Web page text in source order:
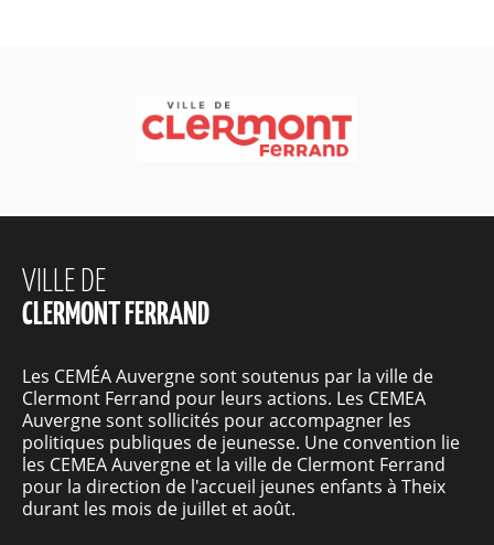
VILLE DE
CLERMONT FERRAND
Les CEMÉA Auvergne sont soutenus par la ville de
Clermont Ferrand pour leurs actions. Les CEMEA
Auvergne sont sollicités pour accompagner les
politiques publiques de jeunesse. Une convention lie
les CEMEA Auvergne et la ville de Clermont Ferrand
pour la direction de l'accueil jeunes enfants à Theix
durant les mois de juillet et août.